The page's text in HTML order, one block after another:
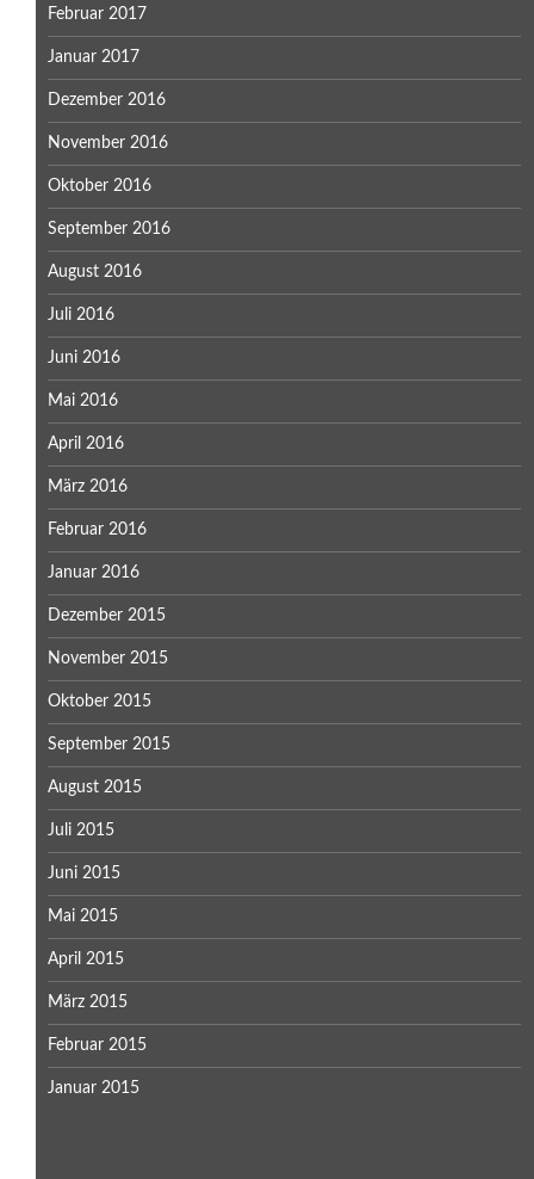
Februar 2017
Januar 2017
Dezember 2016
November 2016
Oktober 2016
September 2016
August 2016
Juli 2016
Juni 2016
Mai 2016
April 2016
März 2016
Februar 2016
Januar 2016
Dezember 2015
November 2015
Oktober 2015
September 2015
August 2015
Juli 2015
Juni 2015
Mai 2015
April 2015
März 2015
Februar 2015
Januar 2015